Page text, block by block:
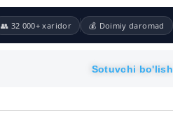
👥 32 000+ xaridor 💰 Doimiy daromad
Sotuvchi bo'lish